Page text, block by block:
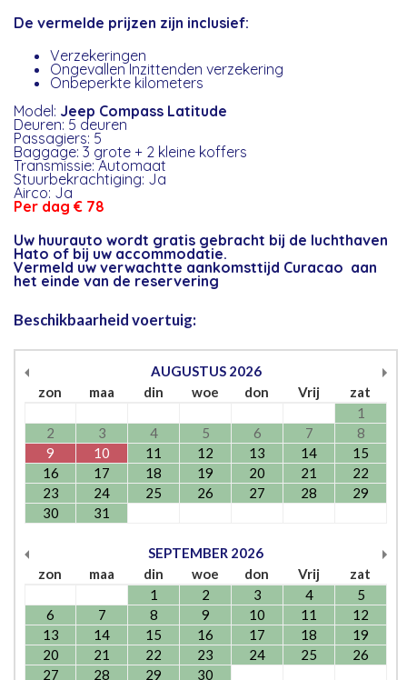
De vermelde prijzen zijn inclusief:
Verzekeringen
Ongevallen Inzittenden verzekering
Onbeperkte kilometers
Model: Jeep Compass Latitude
Deuren: 5 deuren
Passagiers: 5
Baggage: 3 grote + 2 kleine koffers
Transmissie: Automaat
Stuurbekrachtiging: Ja
Airco: Ja
Per dag € 78
Uw huurauto wordt gratis gebracht bij de luchthaven
Hato of bij uw accommodatie.
Vermeld uw verwachtte aankomsttijd Curacao aan
het einde van de reservering
Beschikbaarheid voertuig:
AUGUSTUS 2026
zon
maa din woe don Vrij
zat
1
2
3 4 5 6 7
8
9
10 11 12 13 14
15
16
17 18 19 20 21
22
23
24 25 26 27 28
29
30
31
SEPTEMBER 2026
zon
maa din woe don Vrij
zat
1
2 3 4
5
6
7 8 9 10 11
12
13
14 15 16 17 18
19
20
21 22 23 24 25
26
27
28 29 30